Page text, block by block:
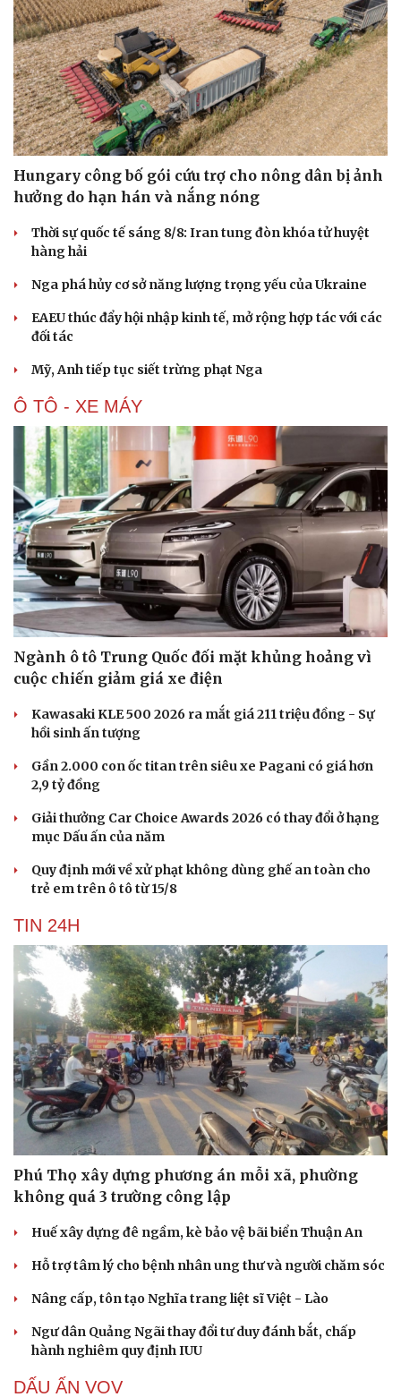
Sức khỏe
Dinh dưỡng - món ngon
Cây thuốc
Nhi khoa
Nam khoa
Phòng mạch online
Ăn sạch sống khỏe
Đời sống
Nhà đẹp
Blog
Văn hóa
Sân khấu - Điện ảnh
Văn học
Âm nhạc
Di sản
Giải trí
Nghệ sĩ
Thời trang
Sao Việt
Hungary công bố gói cứu trợ cho nông dân bị ảnh
hưởng do hạn hán và nắng nóng
Thời sự quốc tế sáng 8/8: Iran tung đòn khóa tử huyệt
hàng hải
Nga phá hủy cơ sở năng lượng trọng yếu của Ukraine
EAEU thúc đẩy hội nhập kinh tế, mở rộng hợp tác với các
đối tác
Mỹ, Anh tiếp tục siết trừng phạt Nga
Ô TÔ - XE MÁY
Ngành ô tô Trung Quốc đối mặt khủng hoảng vì
cuộc chiến giảm giá xe điện
Kawasaki KLE 500 2026 ra mắt giá 211 triệu đồng - Sự
hồi sinh ấn tượng
Gần 2.000 con ốc titan trên siêu xe Pagani có giá hơn
2,9 tỷ đồng
Giải thưởng Car Choice Awards 2026 có thay đổi ở hạng
mục Dấu ấn của năm
Quy định mới về xử phạt không dùng ghế an toàn cho
trẻ em trên ô tô từ 15/8
TIN 24H
Phú Thọ xây dựng phương án mỗi xã, phường
không quá 3 trường công lập
Huế xây dựng đê ngầm, kè bảo vệ bãi biển Thuận An
Hỗ trợ tâm lý cho bệnh nhân ung thư và người chăm sóc
Nâng cấp, tôn tạo Nghĩa trang liệt sĩ Việt - Lào
Ngư dân Quảng Ngãi thay đổi tư duy đánh bắt, chấp
hành nghiêm quy định IUU
DẤU ẤN VOV